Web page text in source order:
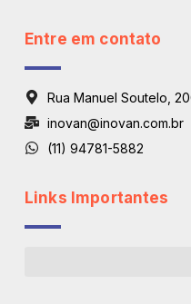
Entre em contato
Rua Manuel Soutelo,
inovan@inovan.com.br
(11) 94781-5882
Links Importantes